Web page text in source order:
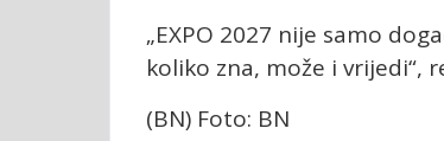
„EXPO 2027 nije samo
koliko zna, može i vrijedi“,
(BN) Foto: BN